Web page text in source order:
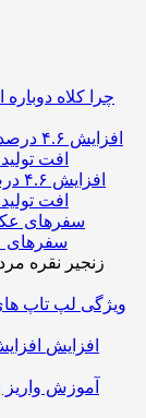
چرا کلاه دوباره
افت
سفرهای
زنجیر نقره
افزایش
آموزش واریز